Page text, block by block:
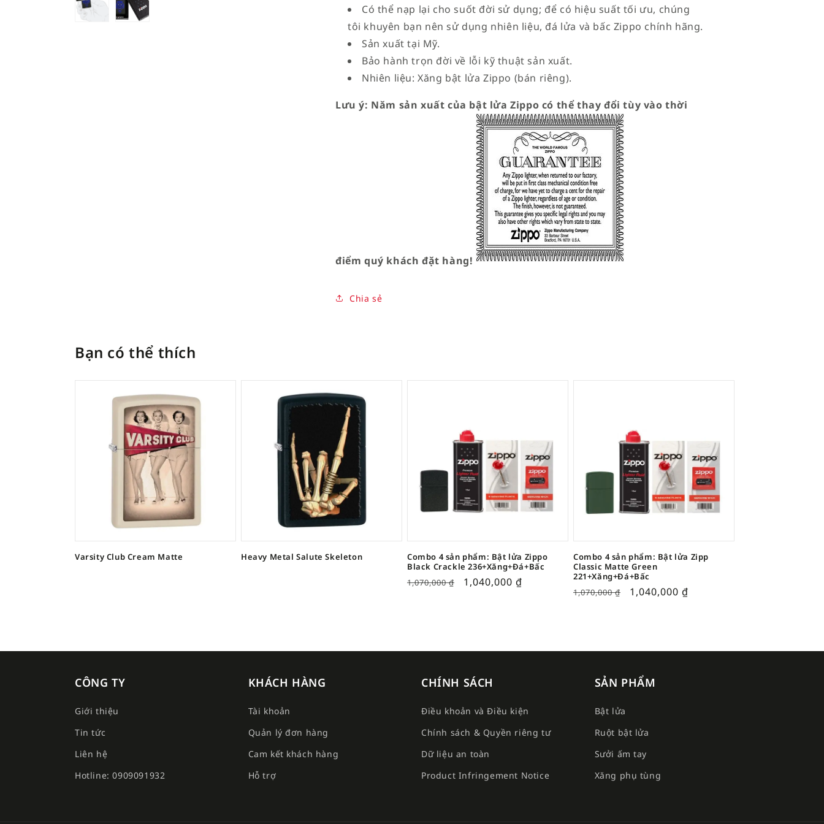
Có thể nạp lại cho suốt đời sử dụng; để có hiệu suất tối ưu, chúng
tôi khuyên bạn nên sử dụng nhiên liệu, đá lửa và bấc Zippo chính hãng.
Sản xuất tại Mỹ.
Bảo hành trọn đời về lỗi kỹ thuật sản xuất.
Nhiên liệu: Xăng bật lửa Zippo (bán riêng).
Lưu ý: Năm sản xuất của bật lửa Zippo có thể thay đổi tùy vào thời
điểm quý khách đặt hàng!
Chia sẻ
Bạn có thể thích
Varsity Club Cream Matte Heavy Metal Salute Skeleton
Combo 4 sản phẩm: Bật lửa Zippo
Black Crackle 236+Xăng+Đá+Bấc
1,070,000₫ 1,040,000 ₫
Combo 4 sản phẩm: Bật lửa Zipp
Classic Matte Green
221+Xăng+Đá+Bấc
1,070,000₫ 1,040,000 ₫
CÔNG TY
Giới thiệu
Tin tức
Liên hệ
Hotline: 0909091932
KHÁCH HÀNG
Tài khoản
Quản lý đơn hàng
Cam kết khách hàng
Hỗ trợ
CHÍNH SÁCH
Điều khoản và Điều kiện
Chính sách & Quyền riêng tư
Dữ liệu an toàn
Product Infringement Notice
SẢN PHẨM
Bật lửa
Ruột bật lửa
Sưởi ấm tay
Xăng phụ tùng